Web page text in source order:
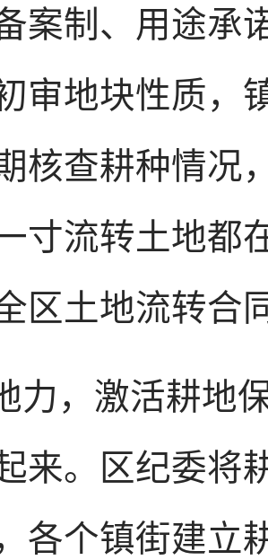
案制、用途承
审地块性质，
核查耕种情况
寸流转土地都
区土地流转合
力，激活耕地
来。区纪委将
各个镇街建立